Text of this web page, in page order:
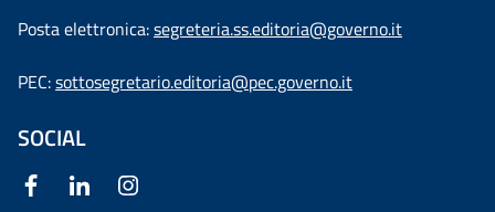
Posta elettronica:segreteria.ss.editoria@governo.it
PEC:sottosegretario.editoria@pec.governo.it
SOCIAL